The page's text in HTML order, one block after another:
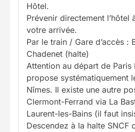
Hôtel.
Prévenir directement l’hôtel
votre arrivée.
Par le train / Gare d’accès :
Chadenet (halte)
Attention au départ de Paris
propose systématiquement
Nîmes. Il existe une autre
Clermont-Ferrand via La
Laurent-les-Bains (il faut
Descendez à la halte SNCF